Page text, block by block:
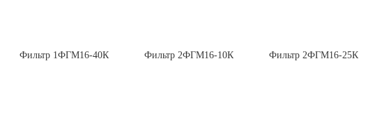
Фильтр 1ФГМ16-40К Фильтр 2ФГМ16-10К Фильтр 2ФГМ16-25К